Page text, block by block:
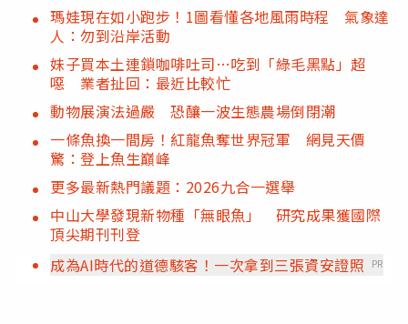
瑪娃現在如小跑步！1圖看懂各地風雨時程 氣象達
人：勿到沿岸活動
妹子買本土連鎖咖啡吐司…吃到「綠毛黑點」超
噁 業者扯回：最近比較忙
動物展演法過嚴 恐釀一波生態農場倒閉潮
一條魚換一間房！紅龍魚奪世界冠軍 網見天價
驚：登上魚生巔峰
更多最新熱門議題：2026九合一選舉
中山大學發現新物種「無眼魚」 研究成果獲國際
頂尖期刊刊登
成為AI時代的道德駭客！一次拿到三張資安證照
PR